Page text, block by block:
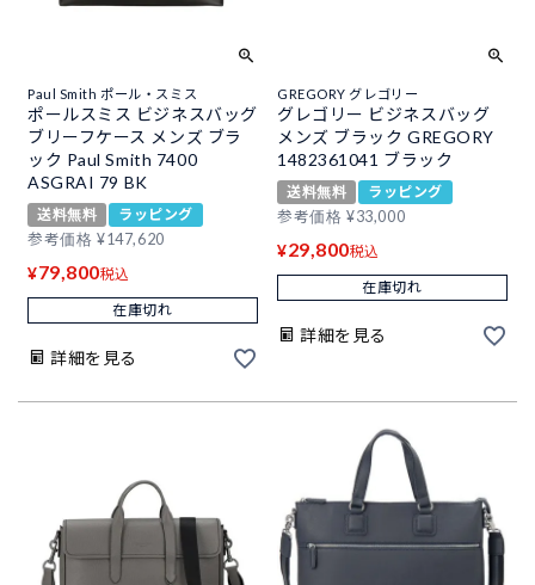
Paul Smith ポール・スミス
ポールスミス ビジネスバッグ
ブリーフケース メンズ ブラ
ック Paul Smith 7400
ASGRAI 79 BK
送料無料
ラッピング
参考価格 ¥147,620
¥79,800税込
在庫切れ
詳細を見る
GREGORY グレゴリー
グレゴリー ビジネスバッグ
メンズ ブラック GREGORY
1482361041 ブラック
送料無料
ラッピング
参考価格 ¥33,000
¥29,800税込
在庫切れ
詳細を見る